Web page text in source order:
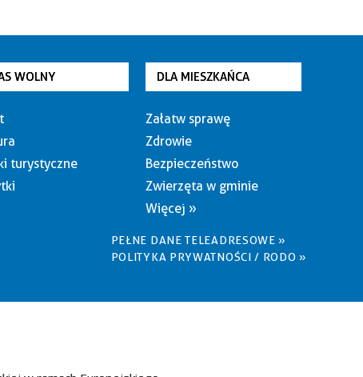
WOLNY
turystyczne
DLA MIESZKAŃCA
Załatw sprawę
Zdrowie
Bezpieczeństwo
Zwierzęta w gminie
Więcej »
PEŁNE DANE TELEADRESOWE »
POLITYKA PRYWATNOŚCI / RODO »